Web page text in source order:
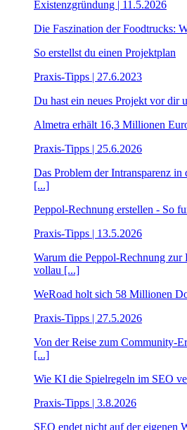
Existenzgründung | 11.5.2026
Die Faszination der Foodtrucks:
So erstellst du einen Projektplan
Praxis-Tipps | 27.6.2023
Du hast ein neues Projekt vor dir
Almetra erhält 16,3 Millionen
Praxis-Tipps | 25.6.2026
Das Problem der Intransparenz
[...]
Peppol-Rechnung erstellen - So
Praxis-Tipps | 13.5.2026
Warum die Peppol-Rechnung
vollau [...]
WeRoad holt sich 58 Millionen
Praxis-Tipps | 27.5.2026
Von der Reise zum Community-
[...]
Wie KI die Spielregeln im SEO
Praxis-Tipps | 3.8.2026
SEO endet nicht auf der eigenen